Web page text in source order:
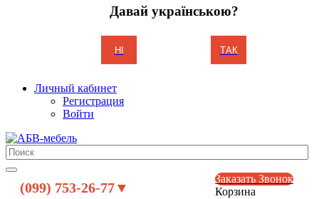
Давай українською?
НІ ТАК
Личный кабинет
Регистрация
Войти
(099) 753-26-77▼
Заказать Звонок
Корзина